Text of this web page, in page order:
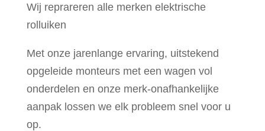
Wij reprareren alle merken elektrische
rolluiken
Met onze jarenlange ervaring, uitstekend
opgeleide monteurs met een wagen vol
onderdelen en onze merk-onafhankelijke
aanpak lossen we elk probleem snel voor u
op.